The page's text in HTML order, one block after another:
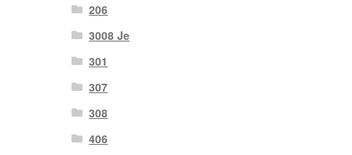
206
3008 Je
301
307
308
406